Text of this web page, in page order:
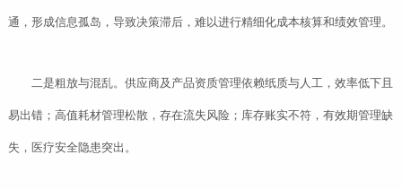
通，形成信息孤岛，导致决策滞后，难以进行精细化成本核算和绩效管理。
二是粗放与混乱。供应商及产品资质管理依赖纸质与人工，效率低下且
易出错；高值耗材管理松散，存在流失风险；库存账实不符，有效期管理缺
失，医疗安全隐患突出。